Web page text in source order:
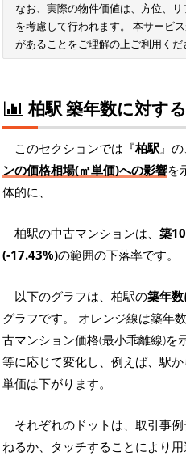
なお、実際の物件価値は、方位、
を考慮して行われます。 本サービ
があることをご理解の上ご利用くだ
柏駅 築年数に対す
このセクションでは『柏駅』の
ンの価格相場(㎡単価)への影響を
体的に、
柏駅の中古マンションは、 築
(-17.43%)の範囲の下落率です。
以下のグラフは、柏駅の築年
グラフです。 オレンジ線は築年
古マンション価格(最小乖離線)を
等に応じて変化し、例えば、駅か
単価は下がります。
それぞれのドットは、取引事
ねるか、タッチすることにより